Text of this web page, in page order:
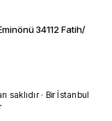
34112 Fatih/
saklıdır · Bir İstanbul